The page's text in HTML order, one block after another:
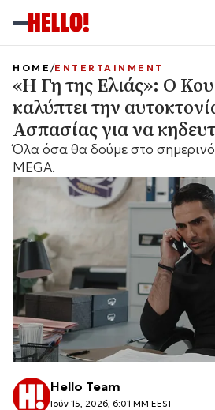
HOME ENTERTAINMENT
«Η Γη της Ελιάς»: Ο
καλύπτει την
Ασπασίας για να
Όλα όσα θα δούμε στο
MEGA.
Hello Team
Ιούν 15, 2026, 6:01 ΜΜ EEST